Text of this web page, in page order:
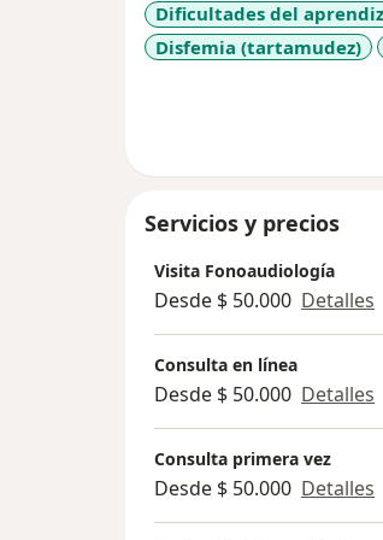
Dificultades del
Disfemia (tartamudez)
Servicios y precios
Visita Fonoaudiología
Desde $ 50.000 Detalles
Consulta en línea
Desde $ 50.000 Detalles
Consulta primera vez
Desde $ 50.000 Detalles